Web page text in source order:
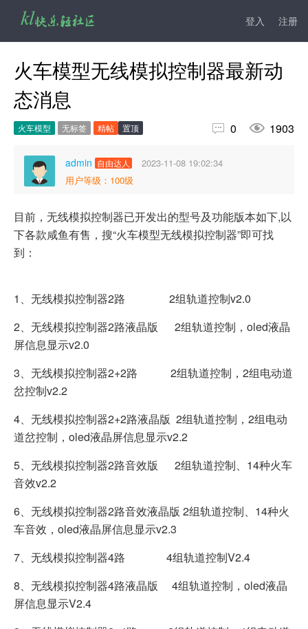
登入 注册
火车模型无线模拟控制器最新动
态消息
火车模型 无标签 精帖 置顶  0  1903
admin 自由达人
2023-11-08 19:02:34
用户等级：100级
目前，无线模拟控制器已开发出的型号及功能版本如下,以
下各款咸鱼有售，搜“火车模型无线模拟控制器”即可找
到：
1、无线模拟控制器2路 2组轨道控制v2.0
2、无线模拟控制器2路液晶版 2组轨道控制，oled液晶
屏信息显示v2.0
3、无线模拟控制器2+2路 2组轨道控制，2组电动道
岔控制v2.2
4、无线模拟控制器2+2路液晶版 2组轨道控制，2组电动
道岔控制，oled液晶屏信息显示v2.2
5、无线模拟控制器2路音效版 2组轨道控制、14种火车
音效v2.2
6、无线模拟控制器2路音效液晶版 2组轨道控制、14种火
车音效，oled液晶屏信息显示v2.3
7、无线模拟控制器4路 4组轨道控制V2.4
8、无线模拟控制器4路液晶版 4组轨道控制，oled液晶
屏信息显示V2.4